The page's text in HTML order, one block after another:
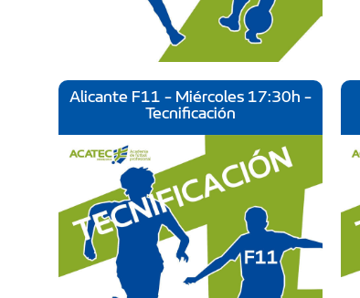
Alicante F11 - Miércoles 17:30h -
Tecnificación